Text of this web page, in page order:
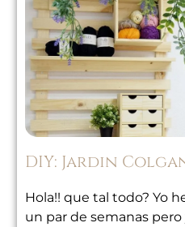
DIY: Jardin
Hola!! que tal todo? Yo
un par de semanas pero